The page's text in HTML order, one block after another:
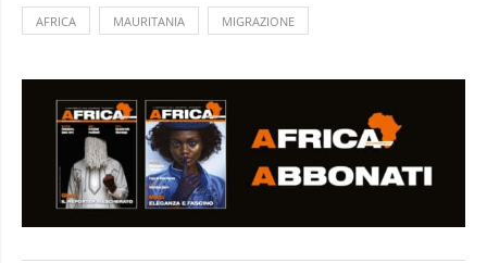
AFRICA MAURITANIA MIGRAZIONE